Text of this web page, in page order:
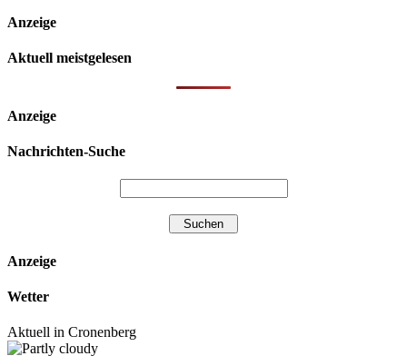
Anzeige
Aktuell meistgelesen
Anzeige
Nachrichten-Suche
Anzeige
Wetter
Aktuell in Cronenberg